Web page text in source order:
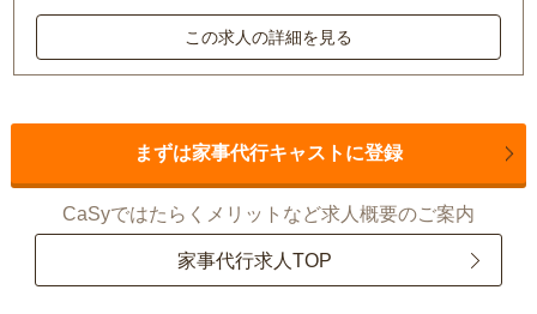
この求人の詳細を見る
まずは家事代行キャストに登録
CaSyではたらくメリットなど求人概要のご案内
家事代行求人TOP